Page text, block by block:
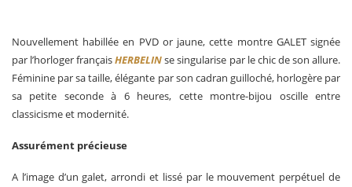
Nouvellement habillée en PVD or jaune, cette montre GALET signée
par l’horloger françaisHERBELINse singularise par le chic de son allure.
Féminine par sa taille, élégante par son cadran guilloché, horlogère par
sa petite seconde à 6 heures, cette montre-bijou oscille entre
classicisme et modernité.
Assurément précieuse
A l’image d’un galet, arrondi et lissé par le mouvement perpétuel de